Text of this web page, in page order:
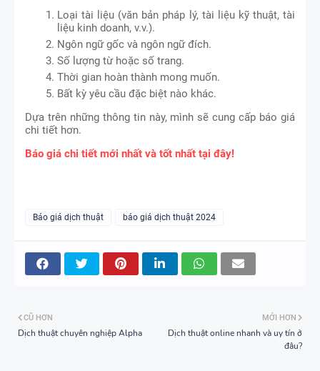
Loại tài liệu (văn bản pháp lý, tài liệu kỹ thuật, tài
liệu kinh doanh, v.v.).
Ngôn ngữ gốc và ngôn ngữ đích.
Số lượng từ hoặc số trang.
Thời gian hoàn thành mong muốn.
Bất kỳ yêu cầu đặc biệt nào khác.
Dựa trên những thông tin này, mình sẽ cung cấp báo giá
chi tiết hơn.
Báo giá chi tiết mới nhất và tốt nhất tại đây!
Báo giá dịch thuật báo giá dịch thuật 2024
MỚI HƠN
Dịch thuật online nhanh và uy tín ở
đâu?
CŨ HƠN
Dịch thuật chuyên nghiệp Alpha